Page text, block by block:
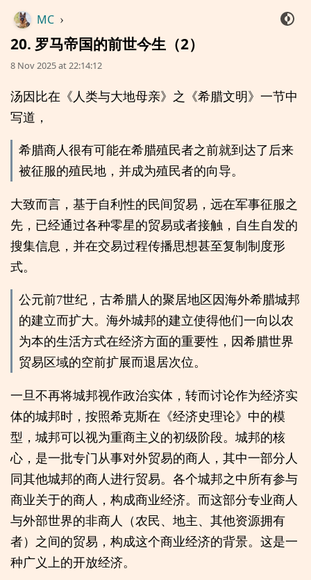
MC ›
20. 罗马帝国的前世今生（2）
8 Nov 2025 at 22:14:12
汤因比在《人类与大地母亲》之《希腊文明》一节中
写道，
希腊商人很有可能在希腊殖民者之前就到达了后来
被征服的殖民地，并成为殖民者的向导。
大致而言，基于自利性的民间贸易，远在军事征服之
先，已经通过各种零星的贸易或者接触，自生自发的
搜集信息，并在交易过程传播思想甚至复制制度形
式。
公元前7世纪，古希腊人的聚居地区因海外希腊城邦
的建立而扩大。海外城邦的建立使得他们一向以农
为本的生活方式在经济方面的重要性，因希腊世界
贸易区域的空前扩展而退居次位。
一旦不再将城邦视作政治实体，转而讨论作为经济实
体的城邦时，按照希克斯在《经济史理论》中的模
型，城邦可以视为重商主义的初级阶段。城邦的核
心，是一批专门从事对外贸易的商人，其中一部分人
同其他城邦的商人进行贸易。各个城邦之中所有参与
商业关于的商人，构成商业经济。而这部分专业商人
与外部世界的非商人（农民、地主、其他资源拥有
者）之间的贸易，构成这个商业经济的背景。这是一
种广义上的开放经济。